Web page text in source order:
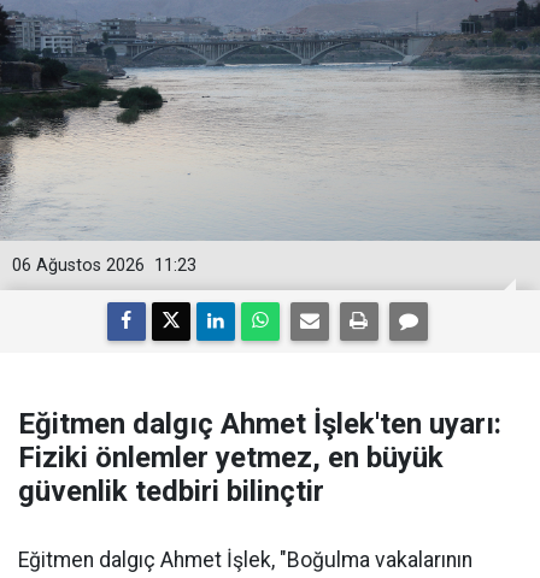
11:23
06 Ağustos 2026
Eğitmen dalgıç Ahmet İşlek'ten uyarı:
Fiziki önlemler yetmez, en büyük
güvenlik tedbiri bilinçtir
Eğitmen dalgıç Ahmet İşlek, "Boğulma vakalarının